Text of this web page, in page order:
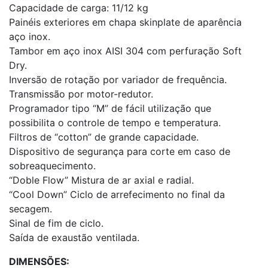
Capacidade de carga: 11/12 kg
Painéis exteriores em chapa skinplate de aparência
aço inox.
Tambor em aço inox AISI 304 com perfuração Soft
Dry.
Inversão de rotação por variador de frequência.
Transmissão por motor-redutor.
Programador tipo “M” de fácil utilização que
possibilita o controle de tempo e temperatura.
Filtros de “cotton” de grande capacidade.
Dispositivo de segurança para corte em caso de
sobreaquecimento.
“Doble Flow” Mistura de ar axial e radial.
“Cool Down” Ciclo de arrefecimento no final da
secagem.
Sinal de fim de ciclo.
Saída de exaustão ventilada.
DIMENSÕES: